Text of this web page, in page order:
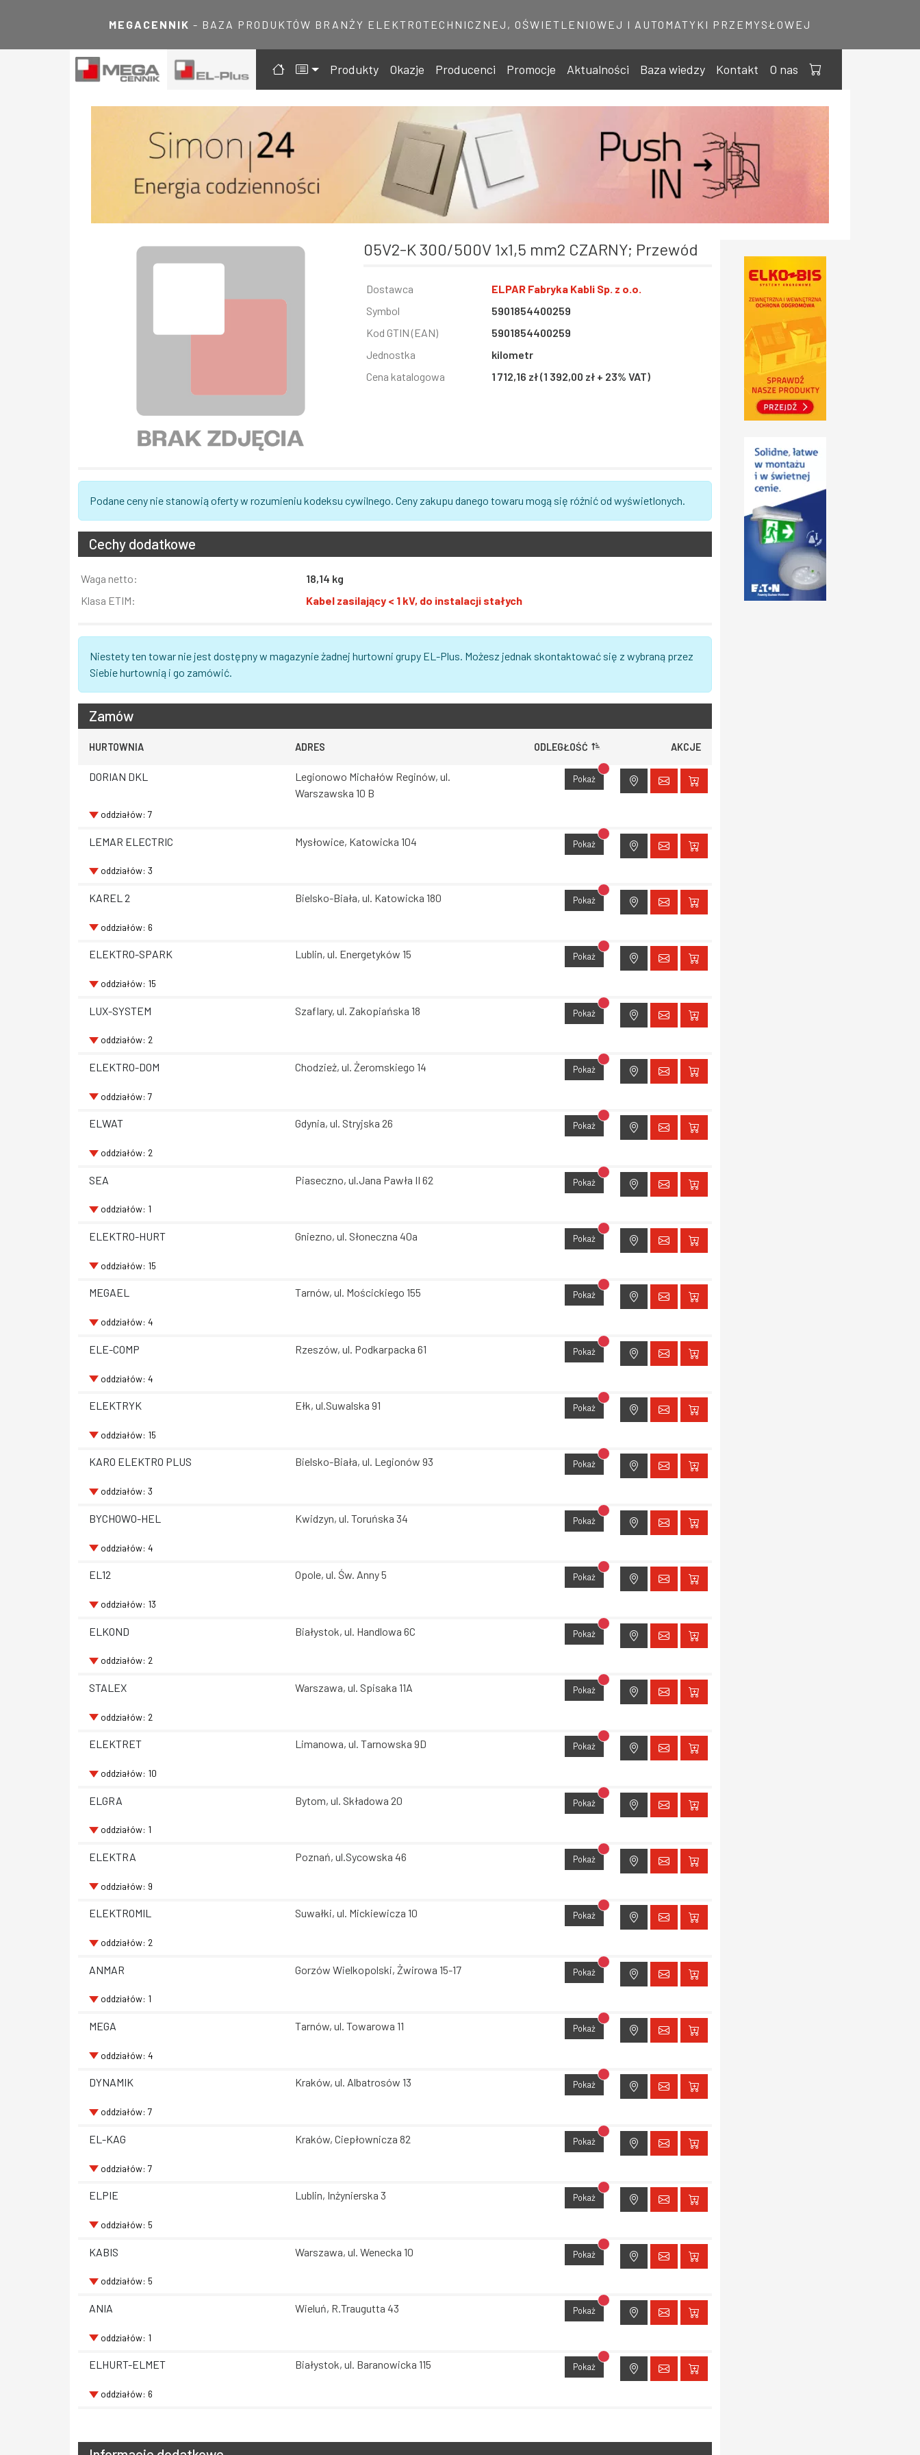
MEGACENNIK - BAZA PRODUKTÓW BRANŻY ELEKTROTECHNICZNEJ, OŚWIETLENIOWEJ I AUTOMATYKI PRZEMYSŁOWEJ
Produkty Okazje Producenci Promocje Aktualności Baza wiedzy Kontakt O nas
05V2-K 300/500V 1x1,5 mm2 CZARNY; Przewód
Informacja
Wartość
Dostawca
ELPAR Fabryka Kabli Sp. z o.o.
Symbol
5901854400259
Kod GTIN (EAN)
5901854400259
Jednostka
kilometr
Cena katalogowa
1 712,16 zł (1 392,00 zł + 23% VAT)
Podane ceny nie stanowią oferty w rozumieniu kodeksu cywilnego. Ceny zakupu danego towaru mogą się różnić od wyświetlonych.
Cechy dodatkowe
Informacja
Wartość
Waga netto:
18,14 kg
Klasa ETIM:
Kabel zasilający < 1 kV, do instalacji stałych
Niestety ten towar nie jest dostępny w magazynie żadnej hurtowni grupy EL-Plus. Możesz jednak skontaktować się z wybraną przez
Siebie hurtownią i go zamówić.
Zamów
HURTOWNIA ADRES ODLEGŁOŚĆ AKCJE
DORIAN DKL
Legionowo Michałów Reginów, ul.
Warszawska 10 B
Pokaż Brak dostępu do lokalizacji
oddziałów: 7
LEMAR ELECTRIC Mysłowice, Katowicka 104 Pokaż Brak dostępu do lokalizacji
oddziałów: 3
KAREL 2 Bielsko-Biała, ul. Katowicka 180 Pokaż Brak dostępu do lokalizacji
oddziałów: 6
ELEKTRO-SPARK Lublin, ul. Energetyków 15 Pokaż Brak dostępu do lokalizacji
oddziałów: 15
LUX-SYSTEM Szaflary, ul. Zakopiańska 18 Pokaż Brak dostępu do lokalizacji
oddziałów: 2
ELEKTRO-DOM Chodzież, ul. Żeromskiego 14 Pokaż Brak dostępu do lokalizacji
oddziałów: 7
ELWAT Gdynia, ul. Stryjska 26 Pokaż Brak dostępu do lokalizacji
oddziałów: 2
SEA Piaseczno, ul.Jana Pawła II 62 Pokaż Brak dostępu do lokalizacji
oddziałów: 1
ELEKTRO-HURT Gniezno, ul. Słoneczna 40a Pokaż Brak dostępu do lokalizacji
oddziałów: 15
MEGAEL Tarnów, ul. Mościckiego 155 Pokaż Brak dostępu do lokalizacji
oddziałów: 4
ELE-COMP Rzeszów, ul. Podkarpacka 61 Pokaż Brak dostępu do lokalizacji
oddziałów: 4
ELEKTRYK Ełk, ul.Suwalska 91 Pokaż Brak dostępu do lokalizacji
oddziałów: 15
KARO ELEKTRO PLUS Bielsko-Biała, ul. Legionów 93 Pokaż Brak dostępu do lokalizacji
oddziałów: 3
BYCHOWO-HEL Kwidzyn, ul. Toruńska 34 Pokaż Brak dostępu do lokalizacji
oddziałów: 4
EL12 Opole, ul. Św. Anny 5 Pokaż Brak dostępu do lokalizacji
oddziałów: 13
ELKOND Białystok, ul. Handlowa 6C Pokaż Brak dostępu do lokalizacji
oddziałów: 2
STALEX Warszawa, ul. Spisaka 11A Pokaż Brak dostępu do lokalizacji
oddziałów: 2
ELEKTRET Limanowa, ul. Tarnowska 9D Pokaż Brak dostępu do lokalizacji
oddziałów: 10
ELGRA Bytom, ul. Składowa 20 Pokaż Brak dostępu do lokalizacji
oddziałów: 1
ELEKTRA Poznań, ul.Sycowska 46 Pokaż Brak dostępu do lokalizacji
oddziałów: 9
ELEKTROMIL Suwałki, ul. Mickiewicza 10 Pokaż Brak dostępu do lokalizacji
oddziałów: 2
ANMAR Gorzów Wielkopolski, Żwirowa 15-17 Pokaż Brak dostępu do lokalizacji
oddziałów: 1
MEGA Tarnów, ul. Towarowa 11 Pokaż Brak dostępu do lokalizacji
oddziałów: 4
DYNAMIK Kraków, ul. Albatrosów 13 Pokaż Brak dostępu do lokalizacji
oddziałów: 7
EL-KAG Kraków, Ciepłownicza 82 Pokaż Brak dostępu do lokalizacji
oddziałów: 7
ELPIE Lublin, Inżynierska 3 Pokaż Brak dostępu do lokalizacji
oddziałów: 5
KABIS Warszawa, ul. Wenecka 10 Pokaż Brak dostępu do lokalizacji
oddziałów: 5
ANIA Wieluń, R.Traugutta 43 Pokaż Brak dostępu do lokalizacji
oddziałów: 1
ELHURT-ELMET Białystok, ul. Baranowicka 115 Pokaż Brak dostępu do lokalizacji
oddziałów: 6